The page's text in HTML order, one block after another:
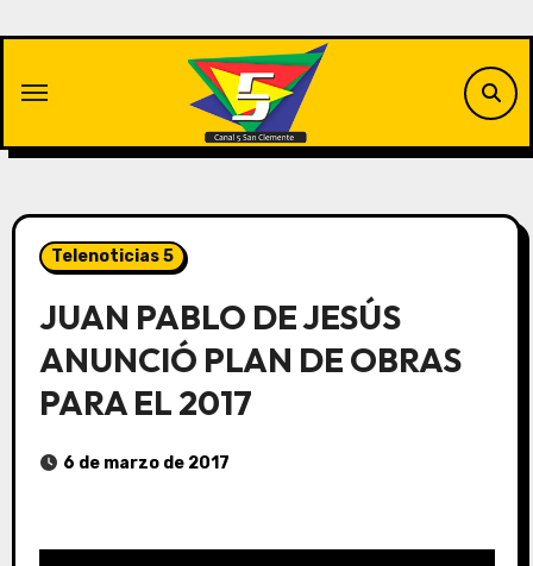
contenido
Telenoticias 5
JUAN PABLO DE JESÚS
ANUNCIÓ PLAN DE OBRAS
PARA EL 2017
6 de marzo de 2017